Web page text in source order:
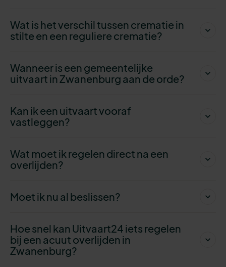
Wat is het verschil tussen crematie in
stilte en een reguliere crematie?
Wanneer is een gemeentelijke
uitvaart in Zwanenburg aan de orde?
Kan ik een uitvaart vooraf
vastleggen?
Wat moet ik regelen direct na een
overlijden?
Moet ik nu al beslissen?
Hoe snel kan Uitvaart24 iets regelen
bij een acuut overlijden in
Zwanenburg?